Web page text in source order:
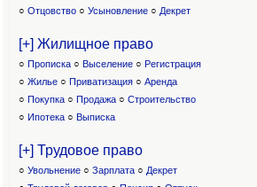
○ Отцовство○ Усыновление ○ Декрет
[+] Жилищное право
○ Прописка ○ Выселение ○ Регистрация
○ Жилье ○ Приватизация ○ Аренда
○ Покупка ○ Продажа ○ Строительство
○ Ипотека ○ Выписка
[+] Трудовое право
○ Увольнение ○ Зарплата ○ Декрет